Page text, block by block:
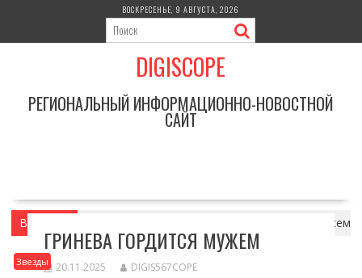
содержимому
ВОСКРЕСЕНЬЕ, 9 АВГУСТА, 2026
DIGISCOPE
РЕГИОНАЛЬНЫЙ ИНФОРМАЦИОННО-НОВОСТНОЙ
САЙТ
Вы здесь Гринева гордится мужем
Звезды
ГРИНЕВА ГОРДИТСЯ МУЖЕМ
20.11.2025 DIGIS567COPE